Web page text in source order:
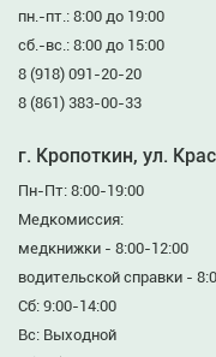
пн.-пт.: 8:00 до 19:00
сб.-вс.: 8:00 до 15:00
8 (918) 091-20-20
8 (861) 383-00-33
г. Кропоткин, ул.
Пн-Пт: 8:00-19:00
Медкомиссия:
медкнижки - 8:00-12:00
водительской справки -
Сб: 9:00-14:00
Вс: Выходной